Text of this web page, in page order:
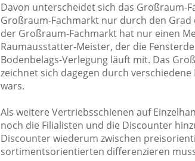
Davon unterscheidet sich das Großraum-
Großraum-Fachmarkt nur durch den
der Großraum-Fachmarkt hat nur einen
Raumausstatter-Meister, der die
Bodenbelags-Verlegung läuft mit. Das
zeichnet sich dagegen durch
wars.
Als weitere Vertriebsschienen auf
noch die Filialisten und die Discounter
Discounter wiederum zwischen
sortimentsorientierten differenzieren